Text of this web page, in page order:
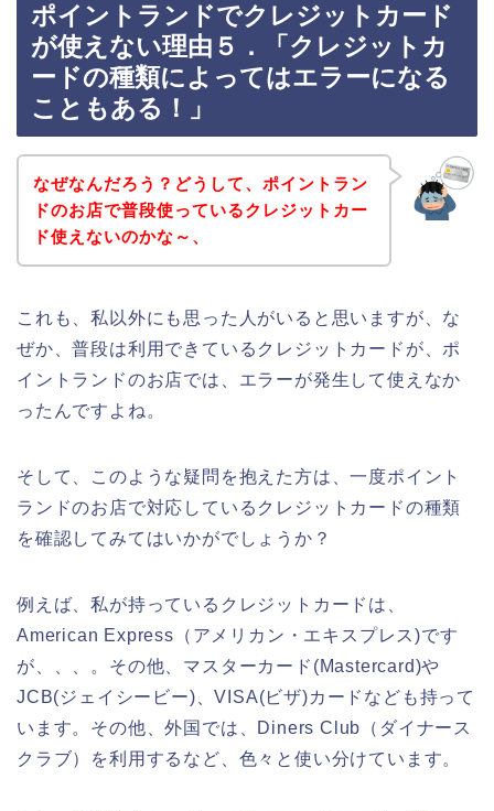
ポイントランドでクレジットカード
が使えない理由５．「クレジットカ
ードの種類によってはエラーになる
こともある！」
なぜなんだろう？どうして、ポイントラン
ドのお店で普段使っているクレジットカー
ド使えないのかな～、
これも、私以外にも思った人がいると思いますが、な
ぜか、普段は利用できているクレジットカードが、ポ
イントランドのお店では、エラーが発生して使えなか
ったんですよね。
そして、このような疑問を抱えた方は、一度ポイント
ランドのお店で対応しているクレジットカードの種類
を確認してみてはいかがでしょうか？
例えば、私が持っているクレジットカードは、
American Express（アメリカン・エキスプレス)です
が、、、。その他、マスターカード(Mastercard)や
JCB(ジェイシービー)、VISA(ビザ)カードなども持って
います。その他、外国では、Diners Club（ダイナース
クラブ）を利用するなど、色々と使い分けています。